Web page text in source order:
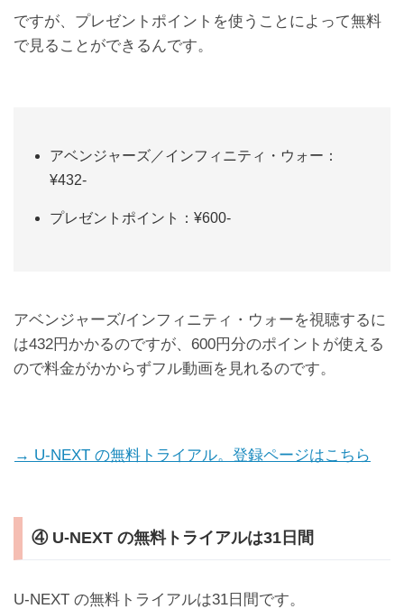
ですが、プレゼントポイントを使うことによって無料
で見ることができるんです。
アベンジャーズ／インフィニティ・ウォー：
¥432-
プレゼントポイント：¥600-
アベンジャーズ/インフィニティ・ウォーを視聴するに
は432円かかるのですが、600円分のポイントが使える
ので料金がかからずフル動画を見れるのです。
→ U-NEXT の無料トライアル。登録ページはこちら
④ U-NEXT の無料トライアルは31日間
U-NEXT の無料トライアルは31日間です。